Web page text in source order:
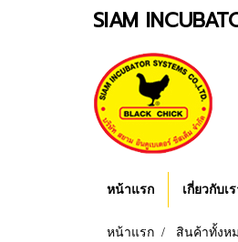
SIAM
หน้าแรก เกี่ยวกับเร
หน้าแรก สินค้าทั้งห